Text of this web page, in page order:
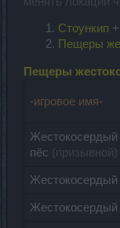
Стоункип +
Пещеры
Пещеры
-игровое имя-
Жестокосердый
пёс (призывной)
Жестокосердый
Жестокосердый